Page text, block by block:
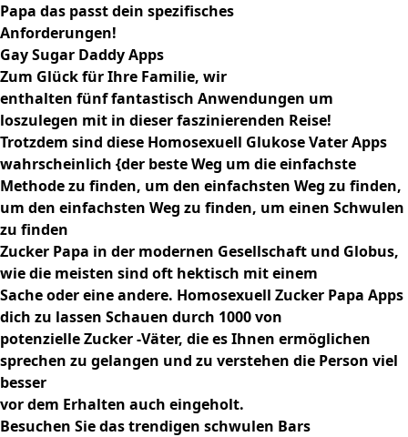
Papa das passt dein spezifisches
Anforderungen!
Gay Sugar Daddy Apps
Zum Glück für Ihre Familie, wir
enthalten fünf fantastisch Anwendungen um
loszulegen mit in dieser faszinierenden Reise!
Trotzdem sind diese Homosexuell Glukose Vater Apps
wahrscheinlich {der beste Weg um die einfachste
Methode zu finden, um den einfachsten Weg zu finden,
um den einfachsten Weg zu finden, um einen Schwulen
zu finden
Zucker Papa in der modernen Gesellschaft und Globus,
wie die meisten sind oft hektisch mit einem
Sache oder eine andere. Homosexuell Zucker Papa Apps
dich zu lassen Schauen durch 1000 von
potenzielle Zucker -Väter, die es Ihnen ermöglichen
sprechen zu gelangen und zu verstehen die Person viel
besser
vor dem Erhalten auch eingeholt.
Besuchen Sie das trendigen schwulen Bars